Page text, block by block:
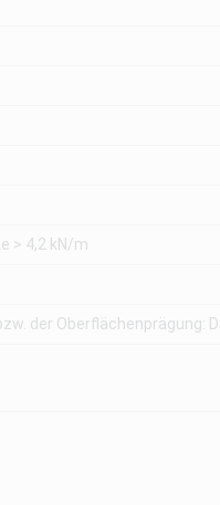
> 4,2 kN/m
der Oberflächenprägung: